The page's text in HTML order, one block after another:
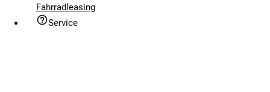
Fahrradleasing
Service